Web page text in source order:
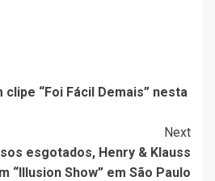
clipe “Foi Fácil Demais” nesta
Next
esgotados, Henry & Klauss
“Illusion Show” em São Paulo